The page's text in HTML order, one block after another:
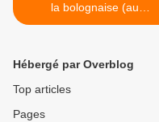
la bolognaise (au
companion ou autres
Hébergé par Overblog
Top articles
Pages